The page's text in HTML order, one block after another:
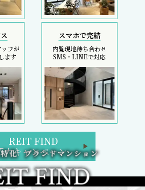
フが
ます
スマホで完結
内覧現地待ち合わせ
SMS・LINEで対応
REIT FIND
大キャンペーン